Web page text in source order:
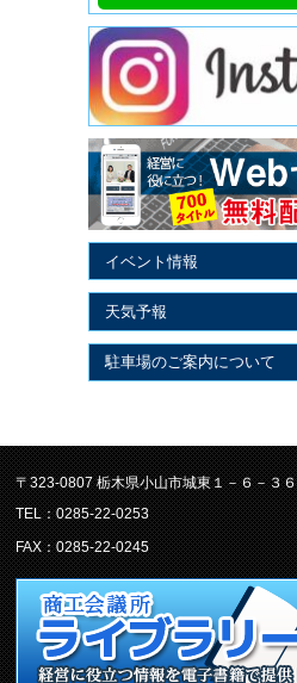
イベント情報
天気予報
駐車場のご案内について
〒323-0807 栃木県小山市城東１－６－３６
TEL：0285-22-0253
FAX：0285-22-0245